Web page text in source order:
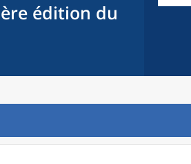
édition du